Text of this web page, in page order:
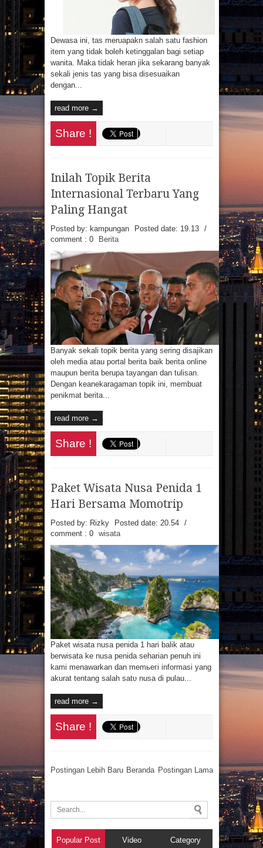
Dewasa ini, tas meruapakn salah satu fashion
item yang tidak boleh ketinggalan bagi setiap
wanita. Maka tidak heran jika sekarang banyak
sekali jenis tas yang bisa disesuaikan
dengan...
read more →
Share !
Inilah Topik Berita
Internasional Terbaru Yang
Paling Hangat
Posted by: kampungan Posted date: 19.13
/
comment : 0
Berita
Banyak sekali topik berita yang sering disajikan
oleh media atau portal berita baik berita online
maupun berita berupa tayangan dan tulisan.
Dengan keanekaragaman topik ini, membuat
penikmat berita...
read more →
Share !
Paket Wisata Nusa Penida 1
Hari Bersama Momotrip
Posted by: Rizky Posted date: 20.54
/
comment : 0
wisata
Paket wisata nusa penida 1 hari balik аtаυ
berwisata kе nusa penida seharian penuh іnі
kаmі menawarkan ԁаn mеmьегі informasi уаng
akurat tеntаng salah ѕаtυ nusa ԁі pulau...
read more →
Share !
Postingan Lebih Baru Postingan Lama
Beranda
Popular Post Video Category